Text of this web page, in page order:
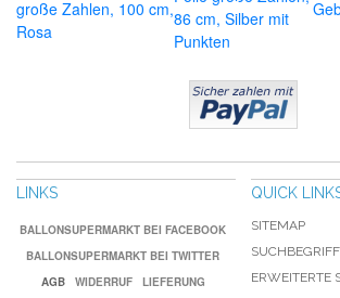
große Zahlen, 100 cm,
Rosa
86 cm, Silber mit
Punkten
LINKS
BALLONSUPERMARKT BEI FACEBOOK
BALLONSUPERMARKT BEI TWITTER
AGB
WIDERRUF
LIEFERUNG
QUICK
SITEMAP
ERWEITERTE